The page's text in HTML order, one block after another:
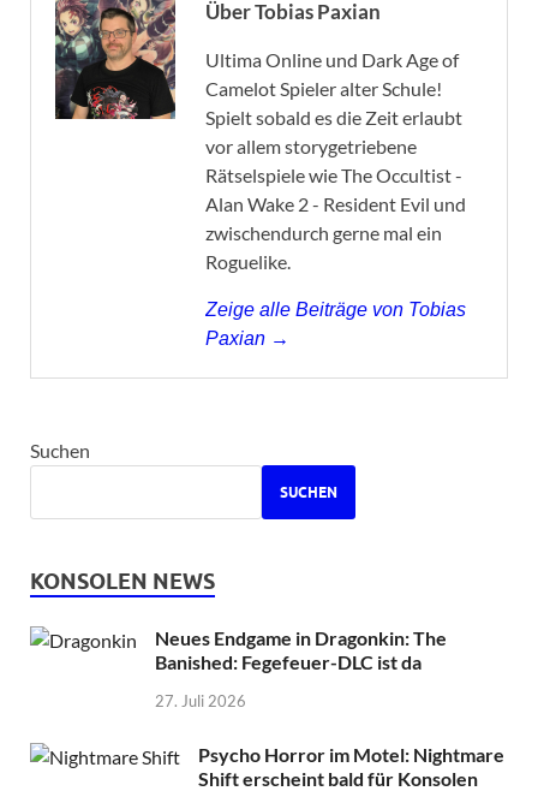
Über Tobias Paxian
Ultima Online und Dark Age of
Camelot Spieler alter Schule!
Spielt sobald es die Zeit erlaubt
vor allem storygetriebene
Rätselspiele wie The Occultist -
Alan Wake 2 - Resident Evil und
zwischendurch gerne mal ein
Roguelike.
Zeige alle Beiträge von Tobias
Paxian →
Suchen
SUCHEN
KONSOLEN NEWS
Neues Endgame in Dragonkin: The
Banished: Fegefeuer-DLC ist da
27. Juli 2026
Psycho Horror im Motel: Nightmare
Shift erscheint bald für Konsolen